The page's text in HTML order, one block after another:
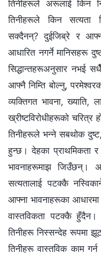
तिनीहरूले अरूलाई किन
तिनीहरूले किन सत्यता
सक्दैनन्? दुईजिब्रे र
आधारित नगर्ने मानिसहरू
सिद्धान्तहरूअनुसार नभई
आफ्नै निम्ति बोल्नु,
व्यक्तिगत भावना, ख्याति,
ख्रीष्टविरोधीहरूको चरित्र
तिनीहरूले भन्‍ने सबथोक
हुन्छ। देहका प्राथमिकता
भावनाहरूमाझ जिउँछन्।
सत्यतालाई पटक्कै
आफ्ना भावनाहरूका आधारमा
वास्तविकता पटक्कै हुँदैन।
तिनीहरू निस्सन्देह रूपमा
तिनीहरू वास्तविक काम